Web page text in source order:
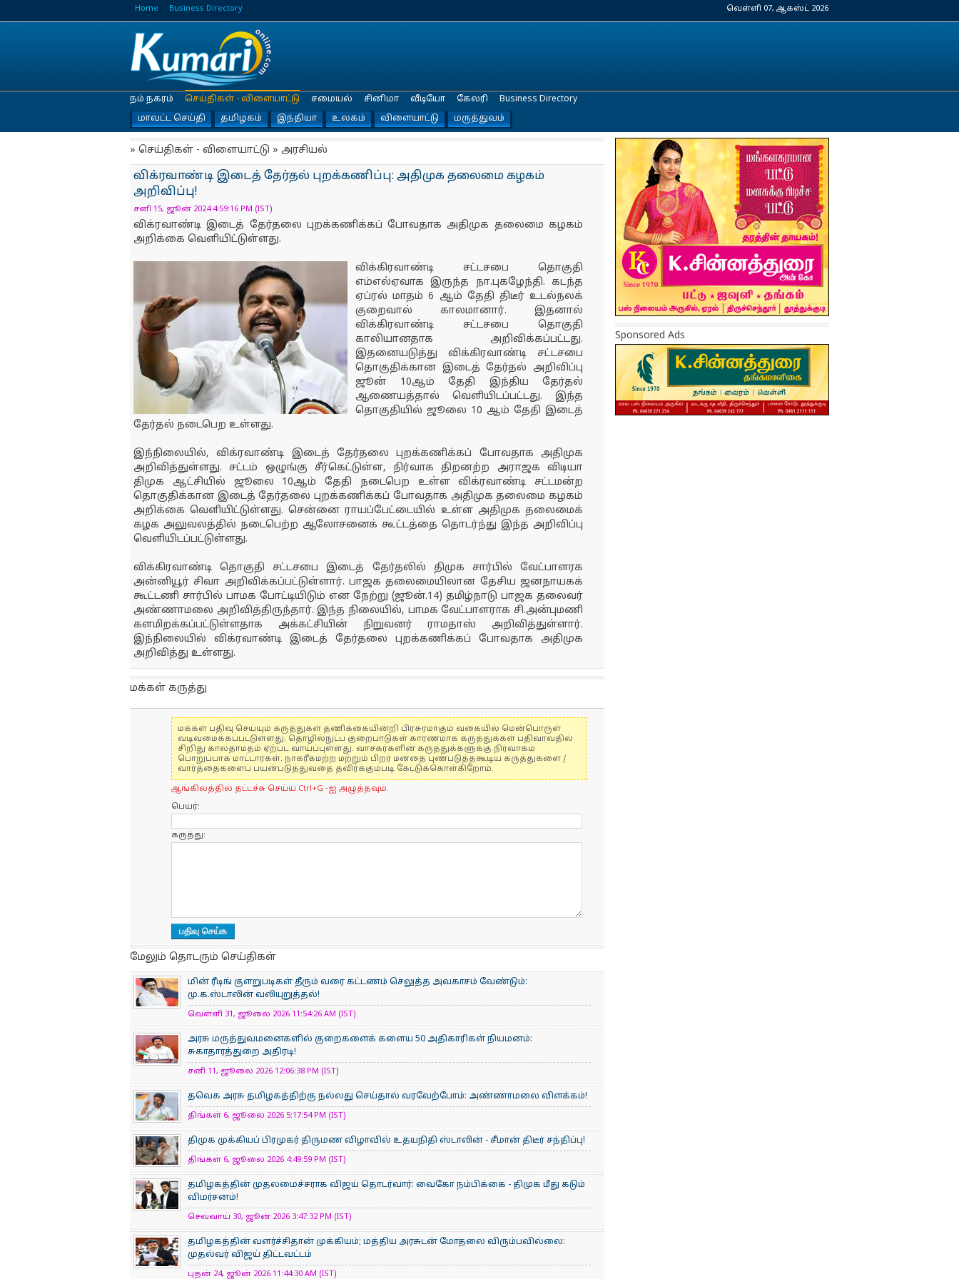
Home Business Directory வெள்ளி 07, ஆகஸ்ட் 2026
நம் நகரம்
செய்திகள் - விளையாட்டு
மாவட்ட செய்தி
தமிழகம் இந்தியா உலகம் விளையாட்டு மருத்துவம்
சமையல் சினிமா வீடியோ கேலரி Business Directory
» செய்திகள் - விளையாட்டு » அரசியல்
விக்ரவாண்டி இடைத் தேர்தல் புறக்கணிப்பு: அதிமுக தலைமை கழகம்
அறிவிப்பு!
சனி 15, ஜூன் 2024 4:59:16 PM (IST)
விக்ரவாண்டி இடைத் தேர்தலை புறக்கணிக்கப் போவதாக அதிமுக தலைமை கழகம்
அறிக்கை வெளியிட்டுள்ளது.
விக்கிரவாண்டி சட்டசபை தொகுதி
எம்எல்ஏவாக இருந்த நா.புகழேந்தி. கடந்த
ஏப்ரல் மாதம் 6 ஆம் தேதி திடீர் உடல்நலக்
குறைவால் காலமானார். இதனால்
விக்கிரவாண்டி சட்டசபை தொகுதி
காலியானதாக அறிவிக்கப்பட்டது.
இதனையடுத்து விக்கிரவாண்டி சட்டசபை
தொகுதிக்கான இடைத் தேர்தல் அறிவிப்பு
ஜூன் 10ஆம் தேதி இந்திய தேர்தல்
ஆணையத்தால் வெளியிடப்பட்டது. இந்த
தொகுதியில் ஜூலை 10 ஆம் தேதி இடைத்
தேர்தல் நடைபெற உள்ளது.
இந்நிலையில், விக்ரவாண்டி இடைத் தேர்தலை புறக்கணிக்கப் போவதாக அதிமுக
அறிவித்துள்ளது. சட்டம் ஒழுங்கு சீர்கெட்டுள்ள, நிர்வாக திறனற்ற அராஜக விடியா
திமுக ஆட்சியில் ஜூலை 10ஆம் தேதி நடைபெற உள்ள விக்ரவாண்டி சட்டமன்ற
தொகுதிக்கான இடைத் தேர்தலை புறக்கணிக்கப் போவதாக அதிமுக தலைமை கழகம்
அறிக்கை வெளியிட்டுள்ளது. சென்னை ராயப்பேட்டையில் உள்ள அதிமுக தலைமைக்
கழக அலுவலத்தில் நடைபெற்ற ஆலோசனைக் கூட்டத்தை தொடர்ந்து இந்த அறிவிப்பு
வெளியிடப்பட்டுள்ளது.
விக்கிரவாண்டி தொகுதி சட்டசபை இடைத் தேர்தலில் திமுக சார்பில் வேட்பாளரக
அன்னியூர் சிவா அறிவிக்கப்பட்டுள்ளார். பாஜக தலைமையிலான தேசிய ஜனநாயகக்
கூட்டணி சார்பில் பாமக போட்டியிடும் என நேற்று (ஜூன்.14) தமிழ்நாடு பாஜக தலைவர்
அண்ணாமலை அறிவித்திருந்தார். இந்த நிலையில், பாமக வேட்பாளராக சி.அன்புமணி
களமிறக்கப்பட்டுள்ளதாக அக்கட்சியின் நிறுவனர் ராமதாஸ் அறிவித்துள்ளார்.
இந்நிலையில் விக்ரவாண்டி இடைத் தேர்தலை புறக்கணிக்கப் போவதாக அதிமுக
அறிவித்து உள்ளது.
மக்கள் கருத்து
மக்கள் பதிவு செய்யும் கருத்துகள் தணிக்கையின்றி பிரசுரமாகும் வகையில் மென்பொருள்
வடிவமைக்கப்பட்டுள்ளது. தொழில்நுட்ப குறைபாடுகள் காரணமாக கருத்துக்கள் பதிவாவதில்
சிறிது காலதாமதம் ஏற்பட வாய்ப்புள்ளது. வாசகர்களின் கருத்துக்களுக்கு நிர்வாகம்
பொறுப்பாக மாட்டார்கள். நாகரீகமற்ற மற்றும் பிறர் மனதை புண்படுத்தகூடிய கருத்துகளை /
வார்த்தைகளைப் பயன்படுத்துவதை தவிர்க்கும்படி கேட்டுக்கொள்கிறோம்.
ஆங்கிலத்தில் தட்டச்சு செய்ய Ctrl+G -ஐ அழுத்தவும்.
பெயர்:
கருத்து:
மேலும் தொடரும் செய்திகள்
மின் ரீடிங் குளறுபடிகள் தீரும் வரை கட்டணம் செலுத்த அவகாசம் வேண்டும்:
மு.க.ஸ்டாலின் வலியுறுத்தல்!
வெள்ளி 31, ஜூலை 2026 11:54:26 AM (IST)
அரசு மருத்துவமனைகளில் குறைகளைக் களைய 50 அதிகாரிகள் நியமனம்:
சுகாதாரத்துறை அதிரடி!
சனி 11, ஜூலை 2026 12:06:38 PM (IST)
தவெக அரசு தமிழகத்திற்கு நல்லது செய்தால் வரவேற்போம்: அண்ணாமலை விளக்கம்!
திங்கள் 6, ஜூலை 2026 5:17:54 PM (IST)
திமுக முக்கியப் பிரமுகர் திருமண விழாவில் உதயநிதி ஸ்டாலின் - சீமான் திடீர் சந்திப்பு!
திங்கள் 6, ஜூலை 2026 4:49:59 PM (IST)
தமிழகத்தின் முதலமைச்சராக விஜய் தொடர்வார்: வைகோ நம்பிக்கை - திமுக மீது கடும்
விமர்சனம்!
செவ்வாய் 30, ஜூன் 2026 3:47:32 PM (IST)
தமிழகத்தின் வளர்ச்சிதான் முக்கியம்; மத்திய அரசுடன் மோதலை விரும்​ப​வில்​லை:
முதல்வர் விஜய் திட்டவட்டம்
புதன் 24, ஜூன் 2026 11:44:30 AM (IST)
Sponsored Ads